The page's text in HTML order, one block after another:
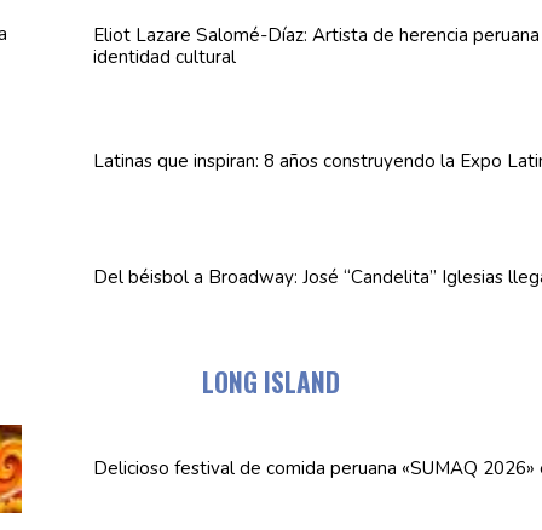
Eliot Lazare Salomé-Díaz: Artista de herencia
identidad cultural
Latinas que inspiran: 8 años construyendo la Expo
Del béisbol a Broadway: José “Candelita” Iglesias
LONG ISLAND
Delicioso festival de comida peruana «SUMAQ